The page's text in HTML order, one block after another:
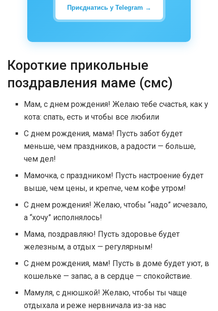
Приєднатись у Telegram →
Короткие прикольные
поздравления маме (смс)
Мам, с днем рождения! Желаю тебе счастья, как у
кота: спать, есть и чтобы все любили
С днем рождения, мама! Пусть забот будет
меньше, чем праздников, а радости — больше,
чем дел!
Мамочка, с праздником! Пусть настроение будет
выше, чем цены, и крепче, чем кофе утром!
С днем рождения! Желаю, чтобы “надо” исчезало,
а “хочу” исполнялось!
Мама, поздравляю! Пусть здоровье будет
железным, а отдых — регулярным!
С днем рождения, мам! Пусть в доме будет уют, в
кошельке — запас, а в сердце — спокойствие.
Мамуля, с днюшкой! Желаю, чтобы ты чаще
отдыхала и реже нервничала из-за нас